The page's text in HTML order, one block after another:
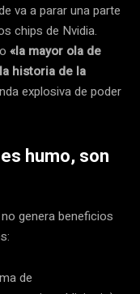
va a parar una parte
chips de Nvidia.
«la mayor ola de
historia de la
explosiva de poder
humo, son
genera beneficios
de